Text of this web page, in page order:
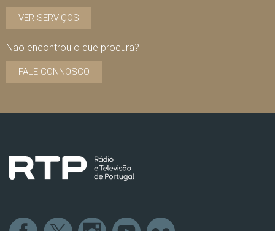
VER SERVIÇOS
Não encontrou o que procura?
FALE CONNOSCO